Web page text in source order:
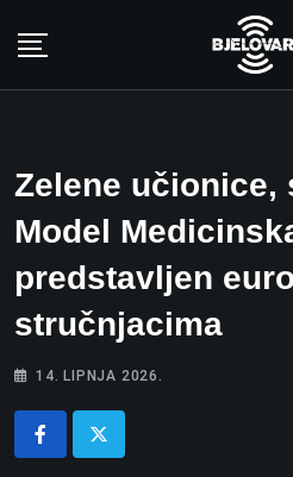
Zelene učionice,
Model
predstavljen
stručnjacima
14. LIPNJA 2026.